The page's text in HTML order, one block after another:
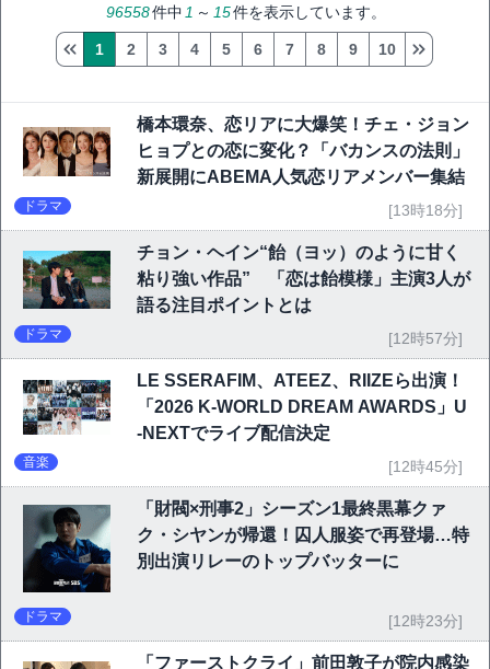
96558件中1 ～ 15件を表示しています。
1 2 3 4 5 6 7 8 9 10
橋本環奈、恋リアに大爆笑！チェ・ジョン
ヒョプとの恋に変化？「バカンスの法則」
新展開にABEMA人気恋リアメンバー集結
ドラマ [13時18分]
チョン・ヘイン“飴（ヨッ）のように甘く
粘り強い作品” 「恋は飴模様」主演3人が
語る注目ポイントとは
ドラマ [12時57分]
LE SSERAFIM、ATEEZ、RIIZEら出演！
「2026 K-WORLD DREAM AWARDS」U
-NEXTでライブ配信決定
音楽 [12時45分]
「財閥×刑事2」シーズン1最終黒幕クァ
ク・シヤンが帰還！囚人服姿で再登場…特
別出演リレーのトップバッターに
ドラマ [12時23分]
「ファーストクライ」前田敦子が院内感染